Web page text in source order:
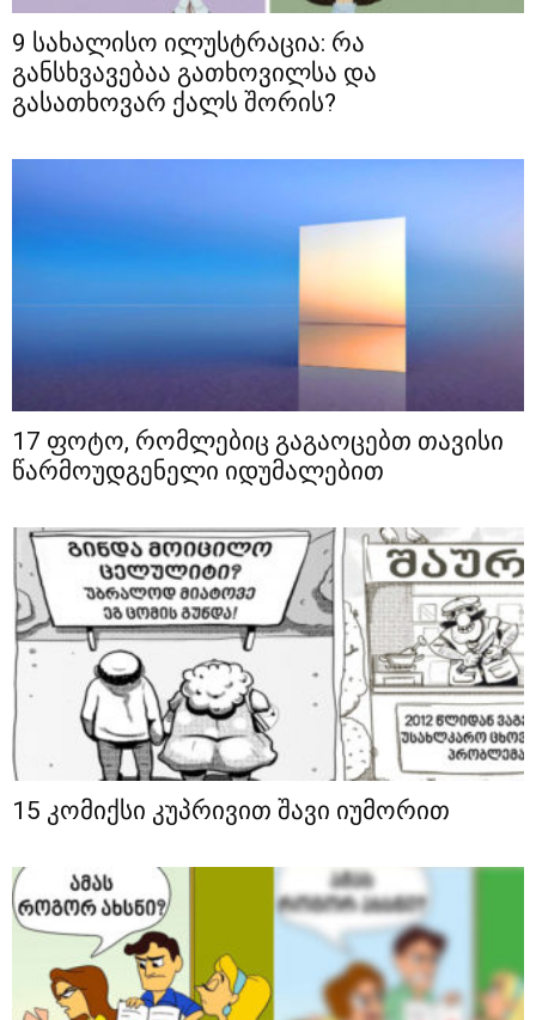
9 სახალისო ილუსტრაცია: რა
განსხვავებაა გათხოვილსა და
გასათხოვარ ქალს შორის?
17 ფოტო, რომლებიც გაგაოცებთ თავისი
წარმოუდგენელი იდუმალებით
15 კომიქსი კუპრივით შავი იუმორით